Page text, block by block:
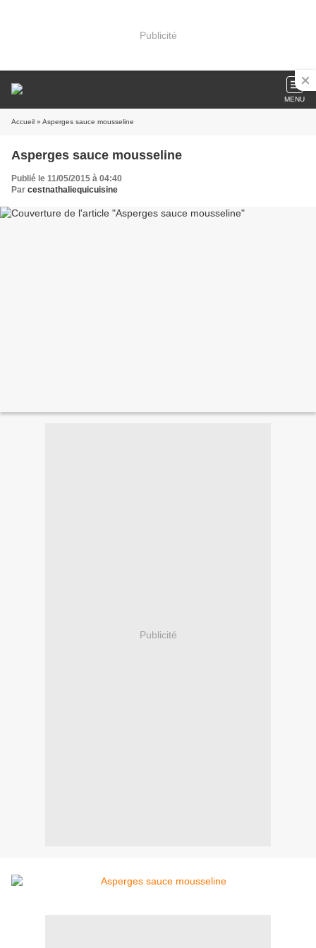
Publicité
MENU
Accueil » Asperges sauce mousseline
Asperges sauce mousseline
Publié le 11/05/2015 à 04:40
Par cestnathaliequicuisine
Publicité